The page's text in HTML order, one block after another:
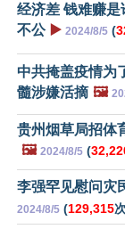
经济差 钱难赚
不公 ▶️ 2024/8/5 (
中共掩盖疫情为
髓涉嫌活摘 🖼️
贵州烟草局招体
🖼️ 2024/8/5 (
李强罕见慰问灾
2024/8/5 (129,315